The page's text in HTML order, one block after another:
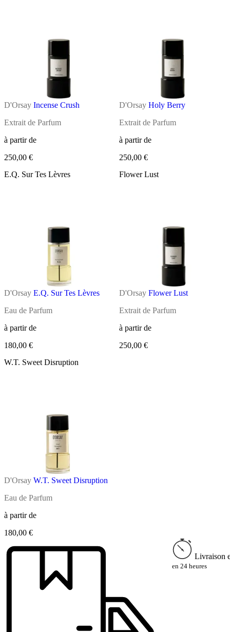
D'Orsay Incense Crush
Extrait de Parfum
à partir de
250,00 €
D'Orsay Holy Berry
Extrait de Parfum
à partir de
250,00 €
E.Q. Sur Tes Lèvres
D'Orsay E.Q. Sur Tes Lèvres
Eau de Parfum
à partir de
180,00 €
Flower Lust
D'Orsay Flower Lust
Extrait de Parfum
à partir de
250,00 €
W.T. Sweet Disruption
D'Orsay W.T. Sweet Disruption
Eau de Parfum
à partir de
180,00 €
Livraison
en 24 heures